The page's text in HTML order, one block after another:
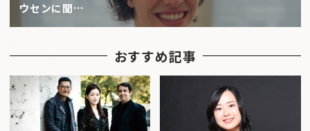
ウセンに聞…
おすすめ記事